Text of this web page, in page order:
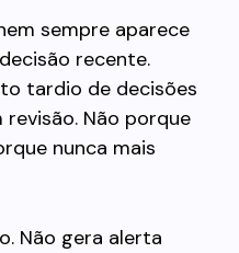
sempre aparece
recente.
tardio de decisões
Não porque
nunca mais
Não gera alerta